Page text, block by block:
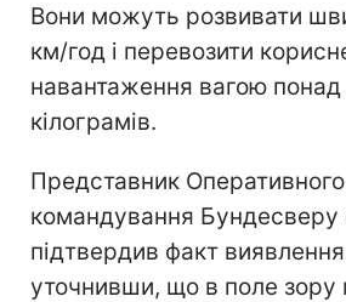
Вони можуть розвивати
км/год і перевозити
навантаження вагою понад
кілограмів.
Представник Оперативного
командування Бундесверу
підтвердив факт виявлення
уточнивши, що в поле зору